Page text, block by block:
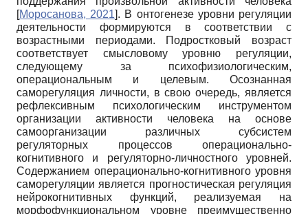
[Моросанова, 2021]. В онтогенезе уровни регуляции
деятельности формируются в соответствии с
возрастными периодами. Подростковый возраст
соответствует смысловому уровню регуляции,
следующему за психофизиологическим,
операциональным и целевым. Осознанная
саморегуляция личности, в свою очередь, является
рефлексивным психологическим инструментом
организации активности человека на основе
самоорганизации различных субсистем
регуляторных процессов операционально-
когнитивного и регуляторно-личностного уровней.
Содержанием операционально-когнитивного уровня
саморегуляции является прогностическая регуляция
нейрокогнитивных функций, реализуемая на
морфофункциональном уровне преимущественно